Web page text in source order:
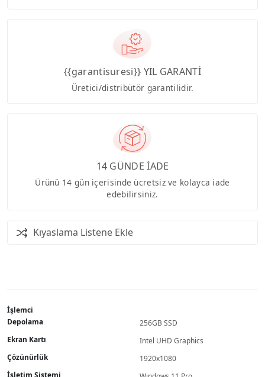
{{garantisuresi}} YIL GARANTİ
Üretici/distribütör garantilidir.
14 GÜNDE İADE
Ürünü 14 gün içerisinde ücretsiz ve kolayca iade
edebilirsiniz.
Kıyaslama Listene Ekle
İşlemci
Depolama
256GB SSD
Ekran Kartı
Intel UHD Graphics
Çözünürlük
1920x1080
İşletim Sistemi